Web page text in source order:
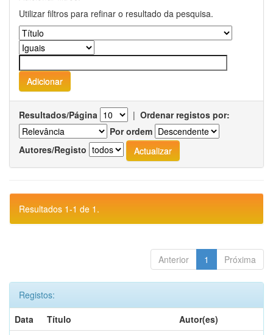
Utilizar filtros para refinar o resultado da pesquisa.
Resultados/Página | Ordenar registos por:
Por ordem
Autores/Registo
Resultados 1-1 de 1.
Anterior 1 Próxima
Registos:
Data
Título
Autor(es)